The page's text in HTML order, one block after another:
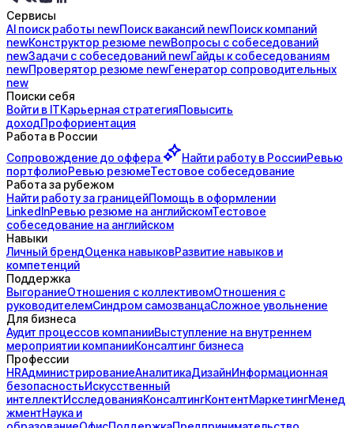
Сервисы
AI поискработы newПоисквакансий newПоисккомпаний
newКонструктор резюме newВопросы с собеседований
newЗадачи с собеседований newГайды ксобеседованиям
newПроверятор резюме newГенератор сопроводительных
new
Поиски себя
Войти в ITКарьерная стратегияПовысить
доходПрофориентация
Работа в России
Сопровождение до оффера Найти работу в РоссииРевью
портфолиоРевью резюмеТестовое собеседование
Работа за рубежом
Найти работу за границейПомощь в оформлении
LinkedInРевью резюме на английскомТестовое
собеседование на английском
Навыки
Личный брендОценка навыковРазвитие навыков и
компетенций
Поддержка
ВыгораниеОтношения с коллективомОтношения с
руководителемСиндром самозванцаСложное увольнение
Для бизнеса
Аудит процессов компанииВыступление на внутреннем
мероприятии компанииКонсалтинг бизнеса
Профессии
HRАдминистрированиеАналитикаДизайнИнформационная
безопасностьИскусственный
интеллектИсследованияКонсалтингКонтентМаркетингМенед
жментНаука и